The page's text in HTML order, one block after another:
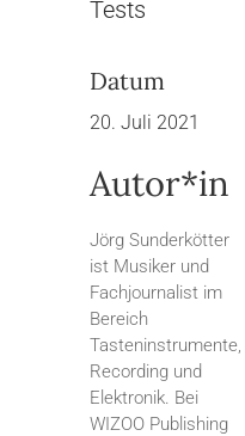
Tests
Datum
20. Juli 2021
Autor*in
Jörg Sunderkötter
ist Musiker und
Fachjournalist im
Bereich
Tasteninstrumente,
Recording und
Elektronik. Bei
WIZOO Publishing